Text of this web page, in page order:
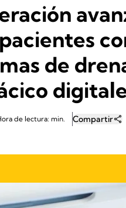
de
de lectura: min. Compartir